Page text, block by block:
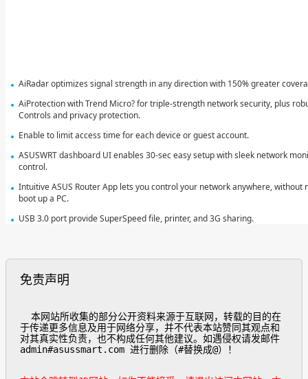
AiRadar optimizes signal strength in any direction with 150% greater
AiProtection with Trend Micro? for triple-strength network security, plus
Controls and privacy protection.
Enable to limit access time for each device or guest account.
ASUSWRT dashboard UI enables 30-sec easy setup with sleek network
control.
Intuitive ASUS Router App lets you control your network anywhere, without
boot up a PC.
USB 3.0 port provide SuperSpeed file, printer, and 3G sharing.
免责声明
于传递更多信息及用于网络分享，并不代表本站赞同其观点和
对其真实性负责，也不构成任何其他建议。如遇侵权请发邮件
admin#asussmart.com 进行删除（#替换成@）！